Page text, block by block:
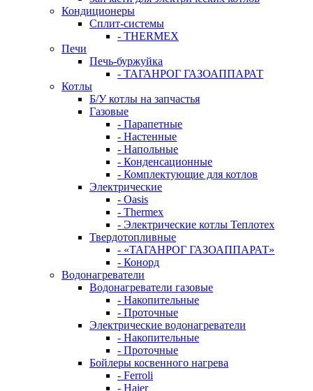
Кондиционеры
Сплит-системы
- THERMEX
Печи
Печь-буржуйка
- ТАГАНРОГ ГАЗОАППАРАТ
Котлы
Б/У котлы на запчастья
Газовые
- Парапетные
- Настенные
- Напольные
- Конденсационные
- Комплектующие для котлов
Электрические
- Oasis
- Thermex
- Электрические котлы Теплотех
Твердотопливные
- «ТАГАНРОГ ГАЗОАППАРАТ»
- Конорд
Водонагреватели
Водонагреватели газовые
- Накопительные
- Проточные
Электрические водонагреватели
- Накопительные
- Проточные
Бойлеры косвенного нагрева
- Ferroli
- Haier